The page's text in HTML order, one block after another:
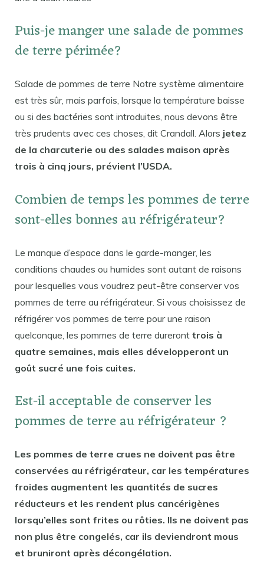
Puis-je manger une salade de pommes
de terre périmée?
Salade de pommes de terre Notre système alimentaire
est très sûr, mais parfois, lorsque la température baisse
ou si des bactéries sont introduites, nous devons être
très prudents avec ces choses, dit Crandall. Alors jetez
de la charcuterie ou des salades maison après
trois à cinq jours, prévient l’USDA.
Combien de temps les pommes de terre
sont-elles bonnes au réfrigérateur?
Le manque d’espace dans le garde-manger, les
conditions chaudes ou humides sont autant de raisons
pour lesquelles vous voudrez peut-être conserver vos
pommes de terre au réfrigérateur. Si vous choisissez de
réfrigérer vos pommes de terre pour une raison
quelconque, les pommes de terre dureront trois à
quatre semaines, mais elles développeront un
goût sucré une fois cuites.
Est-il acceptable de conserver les
pommes de terre au réfrigérateur ?
Les pommes de terre crues ne doivent pas être
conservées au réfrigérateur, car les températures
froides augmentent les quantités de sucres
réducteurs et les rendent plus cancérigènes
lorsqu’elles sont frites ou rôties. Ils ne doivent pas
non plus être congelés, car ils deviendront mous
et bruniront après décongélation.